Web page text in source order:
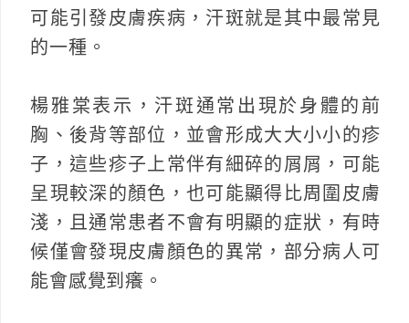
可能引發皮膚疾病，汗斑就是其中最常見
的一種。
楊雅棠表示，汗斑通常出現於身體的前
胸、後背等部位，並會形成大大小小的疹
子，這些疹子上常伴有細碎的屑屑，可能
呈現較深的顏色，也可能顯得比周圍皮膚
淺，且通常患者不會有明顯的症狀，有時
候僅會發現皮膚顏色的異常，部分病人可
能會感覺到癢。